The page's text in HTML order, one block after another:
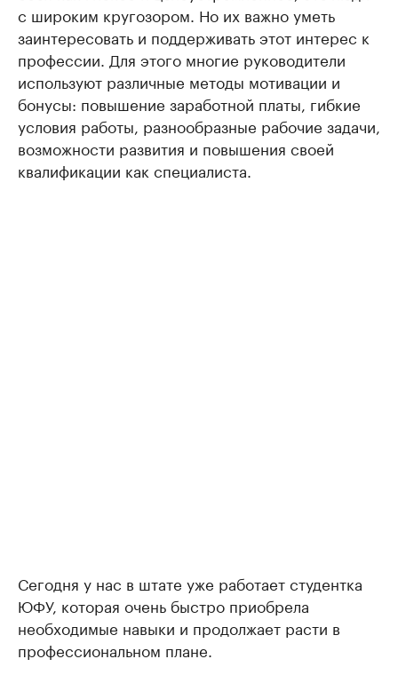
с широким кругозором. Но их важно уметь
заинтересовать и поддерживать этот интерес к
профессии. Для этого многие руководители
используют различные методы мотивации и
бонусы: повышение заработной платы, гибкие
условия работы, разнообразные рабочие задачи,
возможности развития и повышения своей
квалификации как специалиста.
Сегодня у нас в штате уже работает студентка
ЮФУ, которая очень быстро приобрела
необходимые навыки и продолжает расти в
профессиональном плане.